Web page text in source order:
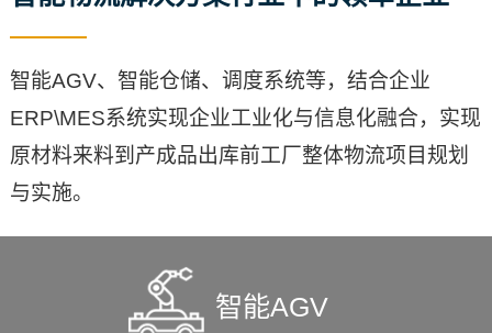
联系我们
智能AGV、智能仓储、调度系统等，结合企业
ERP\MES系统实现企业工业化与信息化融合，实现
原材料来料到产成品出库前工厂整体物流项目规划
与实施。
智能AGV